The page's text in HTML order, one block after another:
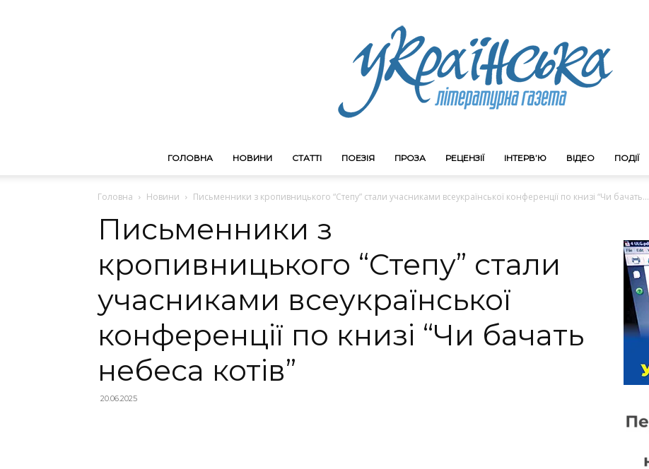
ГОЛОВНА НОВИНИ СТАТТІ ПОЕЗІЯ ПРОЗА РЕЦЕНЗІЇ ІНТЕРВ’Ю ВІДЕО ПОДІЇ
Головна Новини Письменники з кропивницького “Степу” стали учасниками всеукраїнської конференції по книзі “Чи бачать...
Письменники з
кропивницького “Степу” стали
учасниками всеукраїнської
конференції по книзі “Чи бачать
небеса котів”
20.06.2025